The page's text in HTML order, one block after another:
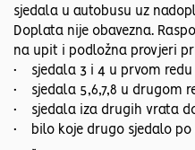
sjedala u autobusu uz
Doplata nije obavezna.
na upit i podložna provjeri
• sjedala 3 i 4 u prvom redu
• sjedala 5,6,7,8 u drugom
• sjedala iza drugih vrata
• bilo koje drugo sjedalo po